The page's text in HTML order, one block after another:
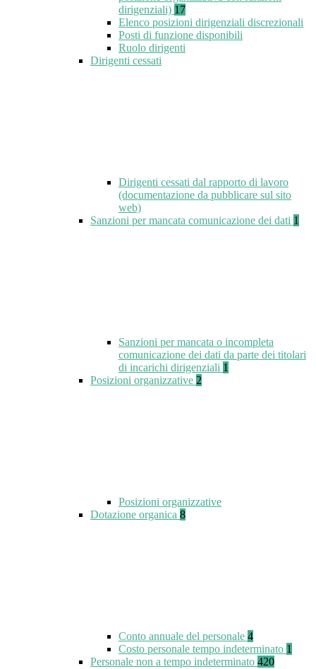
dirigenziali) 17
Elenco posizioni dirigenziali discrezionali
Posti di funzione disponibili
Ruolo dirigenti
Dirigenti cessati
Dirigenti cessati dal rapporto di lavoro
(documentazione da pubblicare sul sito
web)
Sanzioni per mancata comunicazione dei dati 1
Sanzioni per mancata o incompleta
comunicazione dei dati da parte dei titolari
di incarichi dirigenziali 1
Posizioni organizzative 2
Posizioni organizzative
Dotazione organica 8
Conto annuale del personale 4
Costo personale tempo indeterminato 1
Personale non a tempo indeterminato 420